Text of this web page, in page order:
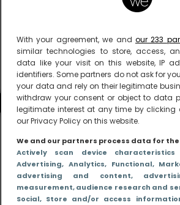
With your agreement, we and our 233
similar technologies to store, access,
data like your visit on this website, IP
identifiers. Some partners do not ask for
your data and rely on their legitimate
withdraw your consent or object to data
legitimate interest at any time by clicking
our Privacy Policy on this website.
We and our partners process data for
Actively scan device
Advertising, Analytics, Functional,
advertising and content,
measurement, audience research and
Social, Store and/or access